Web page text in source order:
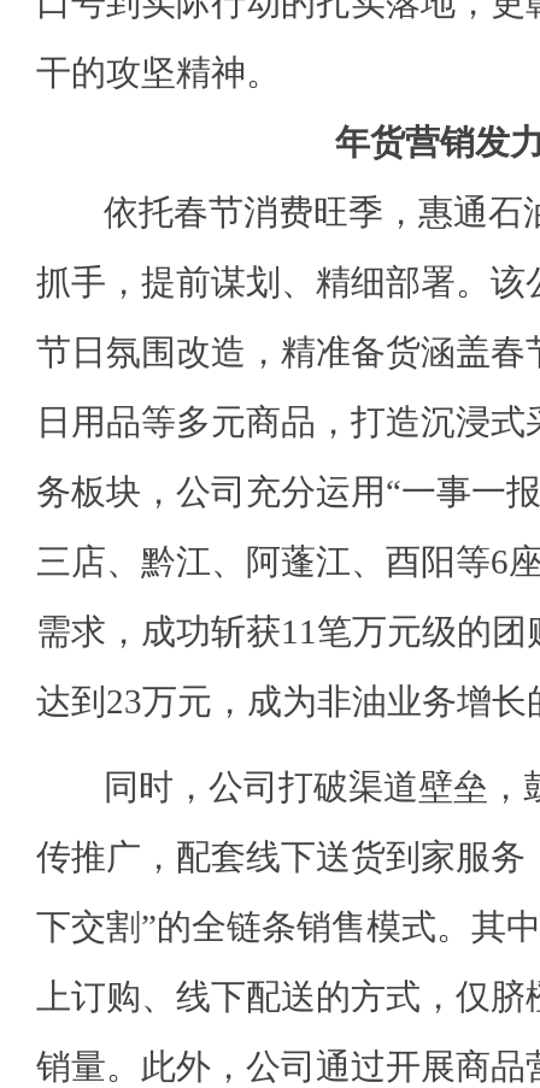
干的攻坚精神。
年货营销发
依托春节消费旺季，惠通石
抓手，提前谋划、精细部署。该
节日氛围改造，精准备货涵盖春
日用品等多元商品，打造沉浸
务板块，公司充分运用“一事一
三店、黔江、阿蓬江、酉阳等6
需求，成功斩获11笔万元级的
达到23万元，成为非油业务增长
同时，公司打破渠道壁垒，
传推广，配套线下送货到家服务
下交割”的全链条销售模式。其
上订购、线下配送的方式，仅
销量。此外，公司通过开展商品